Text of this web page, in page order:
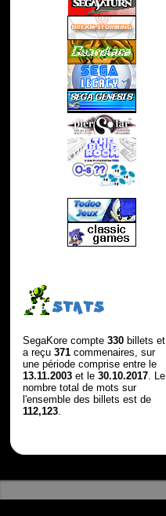
STATS
SegaKore compte 330billets et
a reçu 371commenaires, sur
une période comprise entre le
13.11.2003et le 30.10.2017. Le
nombre total de mots sur
l'ensemble des billets est de
112,123.